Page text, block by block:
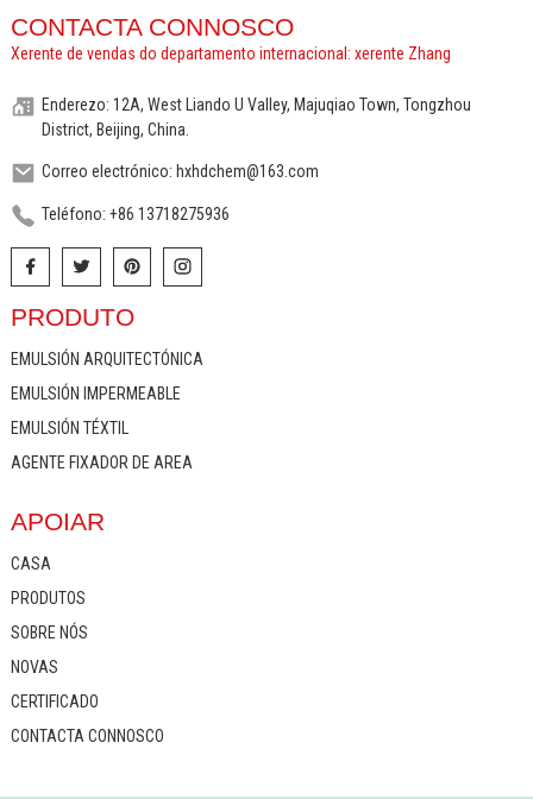
CONTACTA CONNOSCO
Xerente de vendas do departamento internacional: xerente Zhang
Enderezo: 12A, West Liando U Valley, Majuqiao Town, Tongzhou
District, Beijing, China.
Correo electrónico: hxhdchem@163.com
Teléfono: +86 13718275936
PRODUTO
EMULSIÓN ARQUITECTÓNICA
EMULSIÓN IMPERMEABLE
EMULSIÓN TÉXTIL
AGENTE FIXADOR DE AREA
APOIAR
CASA
PRODUTOS
SOBRE NÓS
NOVAS
CERTIFICADO
CONTACTA CONNOSCO